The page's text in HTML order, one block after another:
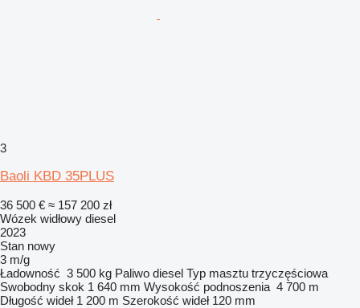
3
Baoli KBD 35PLUS
36 500 € ≈ 157 200 zł
Wózek widłowy diesel
2023
Stan nowy
3 m/g
Ładowność 3 500 kg Paliwo diesel Typ masztu trzyczęściowa
Swobodny skok 1 640 mm Wysokość podnoszenia 4 700 m
Długość wideł 1 200 m Szerokość wideł 120 mm